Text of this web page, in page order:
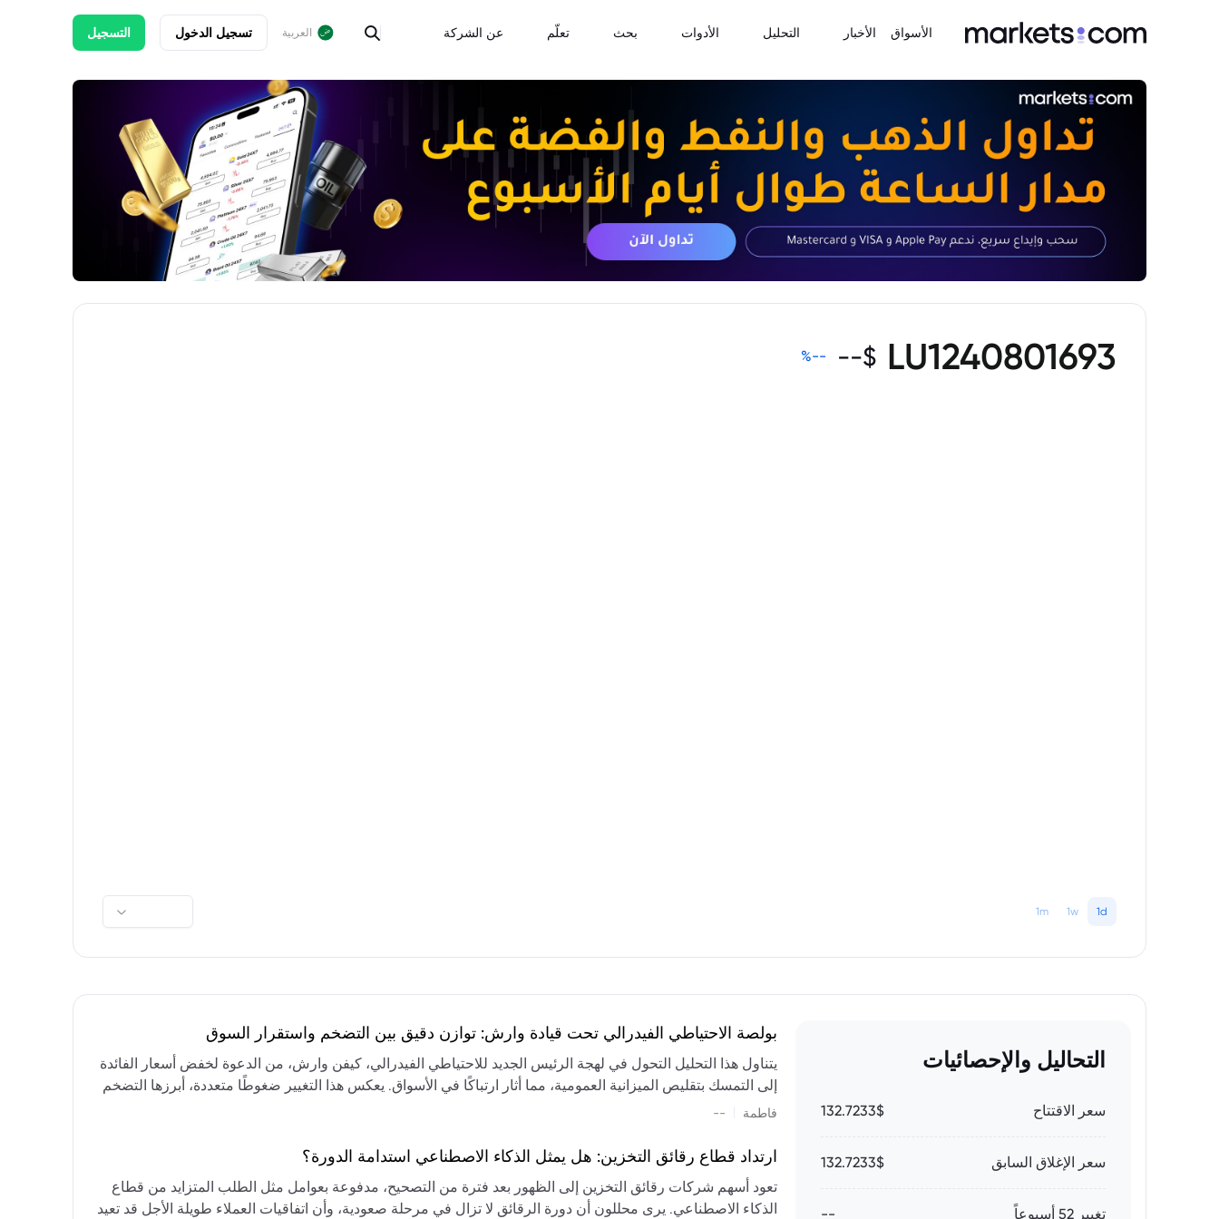
الأسواق الأخبار التحليل الأدوات بحث تعلّم عن الشركة العربية تسجيل الدخول التسجيل
LU1240801693
$
--
--
%
1d
1w
1m
التحاليل والإحصائيات
سعر الاقتتاح 132.7233$
سعر الإغلاق السابق 132.7233$
تغيير 52 أسبوعاً --
بولصة الاحتياطي الفيدرالي تحت قيادة وارش: توازن دقيق بين التضخم واستقرار السوق
يتناول هذا التحليل التحول في لهجة الرئيس الجديد للاحتياطي الفيدرالي، كيفن وارش، من الدعوة لخفض أسعار الفائدة
إلى التمسك بتقليص الميزانية العمومية، مما أثار ارتباكًا في الأسواق. يعكس هذا التغيير ضغوطًا متعددة، أبرزها التضخم
المستمر، والعجز المالي الكبير، والتوترات الجيوسياسية في الشرق الأوسط، التي تقيد خيارات خفض الفائدة أو خفض
وتجنب التدابير الاستفزازية التي قد تزعزع استقرار السوق.
فاطمة --
ارتداد قطاع رقائق التخزين: هل يمثل الذكاء الاصطناعي استدامة الدورة؟
تعود أسهم شركات رقائق التخزين إلى الظهور بعد فترة من التصحيح، مدفوعة بعوامل مثل الطلب المتزايد من قطاع
الذكاء الاصطناعي. يرى محللون أن دورة الرقائق لا تزال في مرحلة صعودية، وأن اتفاقيات العملاء طويلة الأجل قد تعيد